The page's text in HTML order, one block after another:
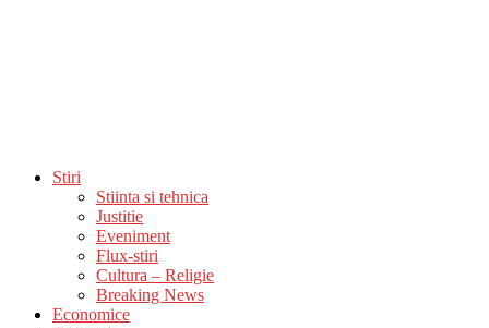
Stiri
Stiinta si tehnica
Justitie
Eveniment
Flux-stiri
Cultura – Religie
Breaking News
Economice